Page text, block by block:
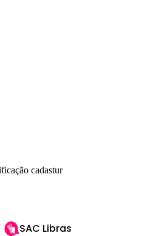
SAC Libras